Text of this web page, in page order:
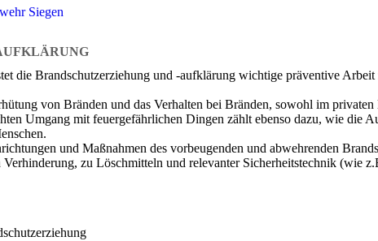
Siegen
die Brandschutzerziehung und -aufklärung wichtige präventive
von Bränden und das Verhalten bei Bränden, sowohl im
Umgang mit feuergefährlichen Dingen zählt ebenso dazu, wie die
und Maßnahmen des vorbeugenden und abwehrenden
zu Löschmitteln und relevanter Sicherheitstechnik (wie